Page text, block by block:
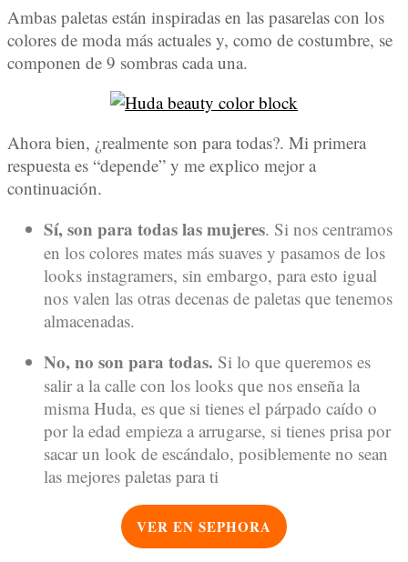
Ambas paletas están inspiradas en las pasarelas con los
colores de moda más actuales y, como de costumbre, se
componen de 9 sombras cada una.
Ahora bien, ¿realmente son para todas?. Mi primera
respuesta es “depende” y me explico mejor a
continuación.
Sí, son para todas las mujeres. Si nos centramos
en los colores mates más suaves y pasamos de los
looks instagramers, sin embargo, para esto igual
nos valen las otras decenas de paletas que tenemos
almacenadas.
No, no son para todas. Si lo que queremos es
salir a la calle con los looks que nos enseña la
misma Huda, es que si tienes el párpado caído o
por la edad empieza a arrugarse, si tienes prisa por
sacar un look de escándalo, posiblemente no sean
las mejores paletas para ti
VER EN SEPHORA